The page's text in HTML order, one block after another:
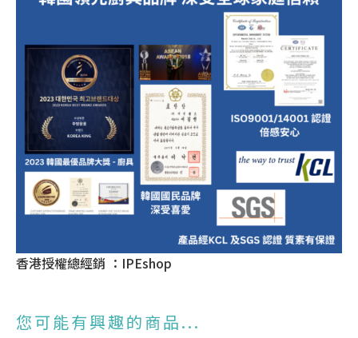
香港授權總經銷 ：IPEshop
您可能有興趣的商品...